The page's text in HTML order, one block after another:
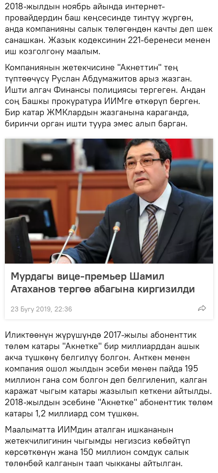
2018-жылдын ноябрь айында интернет-
провайдердин баш кеңсесинде тинтүү жүргөн,
анда компанияны салык төлөгөндөн качты деп шек
санашкан. Жазык кодексинин 221-беренеси менен
иш козголгону маалым.
Компаниянын жетекчисине "Акнеттин" тең
түптөөчүсү Руслан Абдумажитов арыз жазган.
Ишти алгач Финансы полициясы тергеген. Андан
соң Башкы прокуратура ИИМге өткөрүп берген.
Бир катар ЖМКлардын жазганына караганда,
биринчи орган ишти туура эмес алып барган.
Мурдагы вице-премьер Шамил
Атаханов тергөө абагына киргизилди
23 Бугу 2019, 22:36
Иликтөөнүн жүрүшүндө 2017-жылы абоненттик
төлөм катары "Акнетке" бир миллиарддан ашык
акча түшкөнү белгилүү болгон. Анткен менен
компания ошол жылдын эсеби менен пайда 195
миллион гана сом болгон деп белгиленип, калган
каражат чыгым катары жазылып кеткени айтылды.
2018-жылдын эсебине "Акнетке" абоненттик төлөм
катары 1,2 миллиард сом түшкөн.
Маалыматта ИИМдин аталган ишкананын
жетекчилигинин чыгымды негизсиз көбөйтүп
көрсөткөнүн жана 150 миллион сомдук салык
төлөнбөй калганын таап чыкканы айтылган.